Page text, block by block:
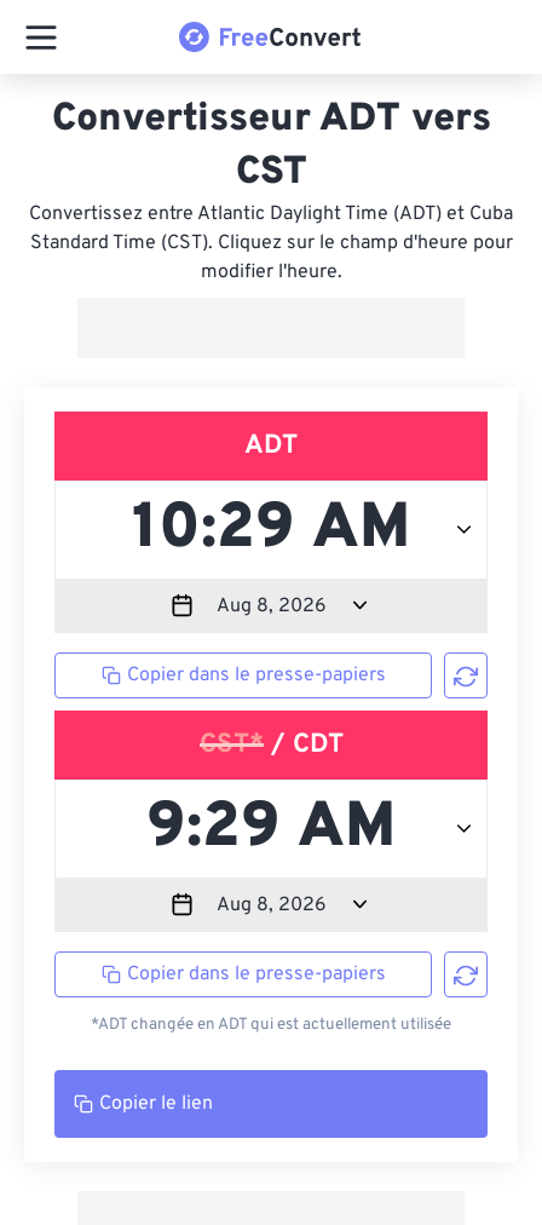
Convertisseur ADT vers
CST
Convertissez entre Atlantic Daylight Time (ADT) et Cuba
Standard Time (CST). Cliquez sur le champ d'heure pour
modifier l'heure.
ADT
Copier dans le presse-papiers
CST*/ CDT
Copier dans le presse-papiers
*ADT changée en ADT qui est actuellement utilisée
Copier le lien